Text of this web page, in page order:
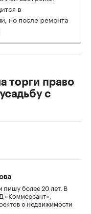
в
но после ремонта
торги право
с
пишу более 20 лет. В
«Коммерсант»,
о недвижимости